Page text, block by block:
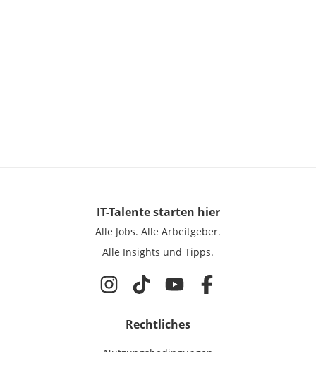
IT-Talentestarten hier
Alle Jobs. Alle Arbeitgeber.
Alle Insights und Tipps.
Rechtliches
Nutzungsbedingungen